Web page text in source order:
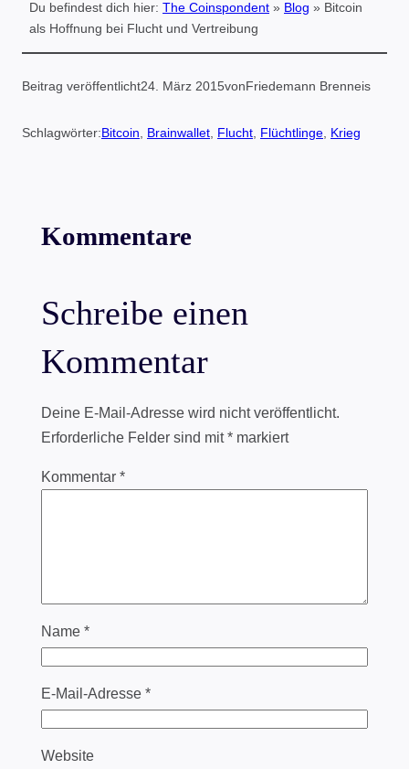
Du befindest dich hier: The Coinspondent » Blog » Bitcoin
als Hoffnung bei Flucht und Vertreibung
Beitrag veröffentlicht24. März 2015vonFriedemann Brenneis
Schlagwörter:Bitcoin Brainwallet Flucht Flüchtlinge Krieg
Kommentare
Schreibe einen
Kommentar
Deine E-Mail-Adresse wird nicht veröffentlicht.
Erforderliche Felder sind mit*markiert
Kommentar *
Name *
E-Mail-Adresse *
Website